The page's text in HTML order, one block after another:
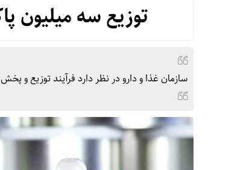
توزیع سه میلیون
سازمان غذا و دارو در نظر دارد فرآیند توزیع و